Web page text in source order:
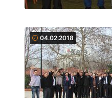
04.02.2018